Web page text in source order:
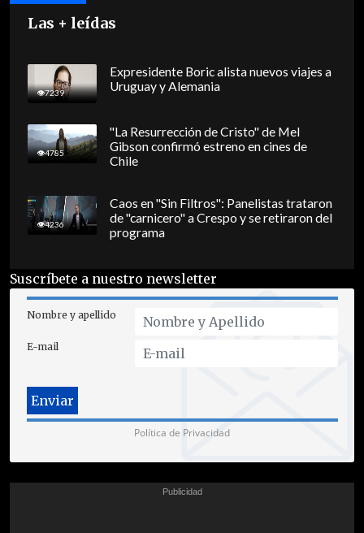
Las + leídas
7239
Expresidente Boric alista nuevos viajes a
Uruguay y Alemania
4785
"La Resurrección de Cristo" de Mel
Gibson confirmó estreno en cines de
Chile
4236
Caos en "Sin Filtros": Panelistas trataron
de "carnicero" a Crespo y se retiraron del
programa
Suscríbete a nuestro newsletter
Nombre y apellido
E-mail
Política de Privacidad